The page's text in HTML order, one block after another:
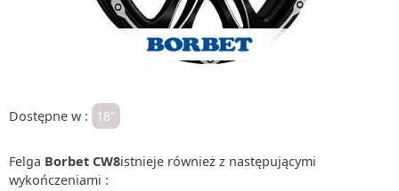
Dostępne w : 18"
Felga Borbet CW8istnieje również z następującymi
wykończeniami :